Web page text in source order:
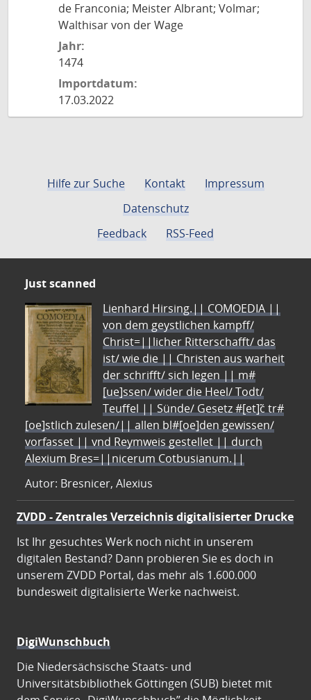
de Franconia; Meister Albrant; Volmar;
Walthisar von der Wage
Jahr:
1474
Importdatum:
17.03.2022
Hilfe zur Suche Kontakt
Impressum
Datenschutz
Feedback
RSS-Feed
Just scanned
Lienhard Hirsing.|| COMOEDIA ||
von dem geystlichen kampff/
Christ=||licher Ritterschafft/ das
ist/ wie die || Christen aus warheit
der schrifft/ sich legen || m#
[ue]ssen/ wider die Heel/ Todt/
Teuffel || Sünde/ Gesetz #[et]c̃ tr#
[oe]stlich zulesen/|| allen bl#[oe]den gewissen/
vorfasset || vnd Reymweis gestellet || durch
Alexium Bres=||nicerum Cotbusianum.||
Autor: Bresnicer, Alexius
ZVDD - Zentrales Verzeichnis digitalisierter Drucke
Ist Ihr gesuchtes Werk noch nicht in unserem
digitalen Bestand? Dann probieren Sie es doch in
unserem ZVDD Portal, das mehr als 1.600.000
bundesweit digitalisierte Werke nachweist.
DigiWunschbuch
Die Niedersächsische Staats- und
Universitätsbibliothek Göttingen (SUB) bietet mit